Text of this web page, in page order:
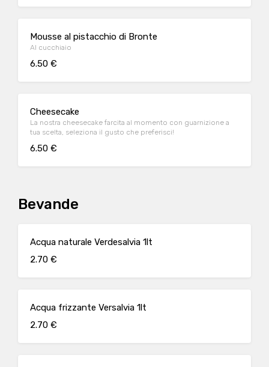
Mousse al pistacchio di Bronte
Al cucchiaio
6.50 €
Cheesecake
La nostra cheesecake farcita al momento con guarnizione a
tua scelta, seleziona il gusto che preferisci!
6.50 €
Bevande
Acqua naturale Verdesalvia 1lt
2.70 €
Acqua frizzante Versalvia 1lt
2.70 €